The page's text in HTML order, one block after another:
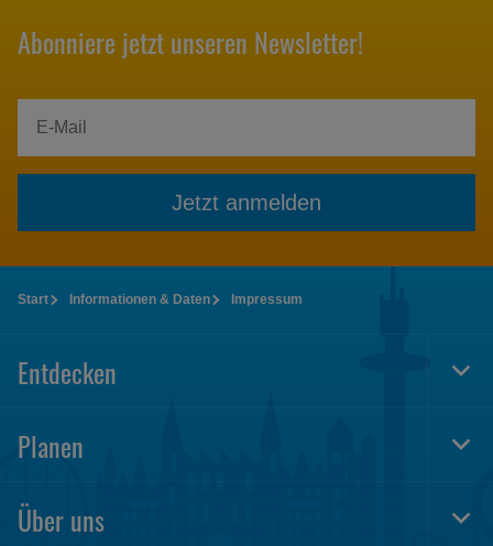
Abonniere jetzt unseren Newsletter!
Jetzt anmelden
Start Informationen & Daten Impressum
Entdecken
Planen
Über uns